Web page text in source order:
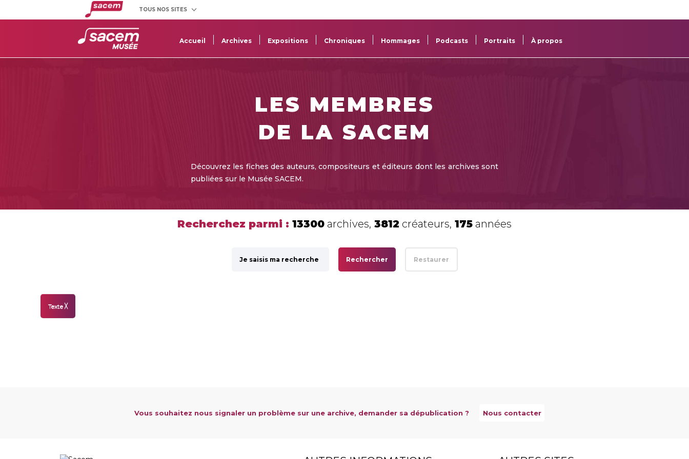
TOUS NOS SITES
Créateurs
et éditeurs
utilisateurs
Sacem
projets
Sacem
des œuvres
Accueil Archives Expositions Chroniques Hommages Podcasts Portraits À propos
LES MEMBRES
DE LA SACEM
Découvrez les fiches des auteurs, compositeurs et éditeurs dont les archives sont
publiées sur le Musée SACEM.
Recherchez parmi : 13300 archives, 3812 créateurs, 175 années
Rechercher Restaurer
Texte ╳
Vous souhaitez nous signaler un problème sur une archive, demander sa dépublication ? Nous contacter